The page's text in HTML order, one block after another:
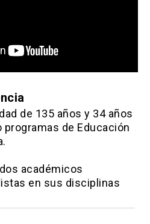
NO son
devolución de
de 135 años y 34 años
programas de Educación
académicos
en sus disciplinas